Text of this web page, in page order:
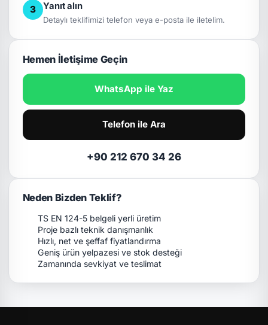
3 Yanıt alın
Detaylı teklifimizi telefon veya e-posta ile iletelim.
Hemen İletişime Geçin
WhatsApp ile Yaz
Telefon ile Ara
+90 212 670 34 26
Neden Bizden Teklif?
TS EN 124-5 belgeli yerli üretim
Proje bazlı teknik danışmanlık
Hızlı, net ve şeffaf fiyatlandırma
Geniş ürün yelpazesi ve stok desteği
Zamanında sevkiyat ve teslimat